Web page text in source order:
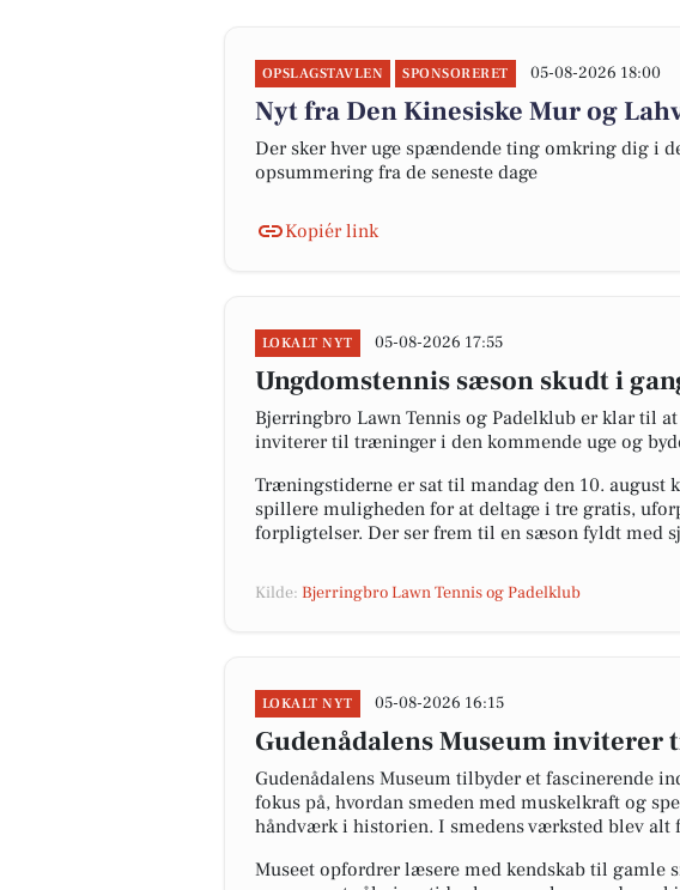
OPSLAGSTAVLEN SPONSORERET 05-08-2026 18:00
Nyt fra Den Kinesiske Mur og
Der sker hver uge spændende ting omkring dig i
opsummering fra de seneste dage
Kopiér link
LOKALT NYT 05-08-2026 17:55
Ungdomstennis sæson skudt i
Bjerringbro Lawn Tennis og Padelklub er klar til
inviterer til træninger i den kommende uge og
Træningstiderne er sat til mandag den 10. august
spillere muligheden for at deltage i tre gratis,
forpligtelser. Der ser frem til en sæson fyldt med
Kilde: Bjerringbro Lawn Tennis og Padelklub
LOKALT NYT 05-08-2026 16:15
Gudenådalens Museum inviterer
Gudenådalens Museum tilbyder et fascinerende
fokus på, hvordan smeden med muskelkraft og
håndværk i historien. I smedens værksted blev alt
Museet opfordrer læsere med kendskab til gamle